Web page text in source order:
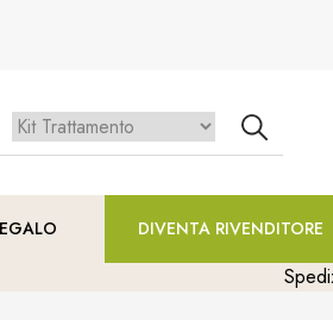
DIVENTA RIVENDITORE